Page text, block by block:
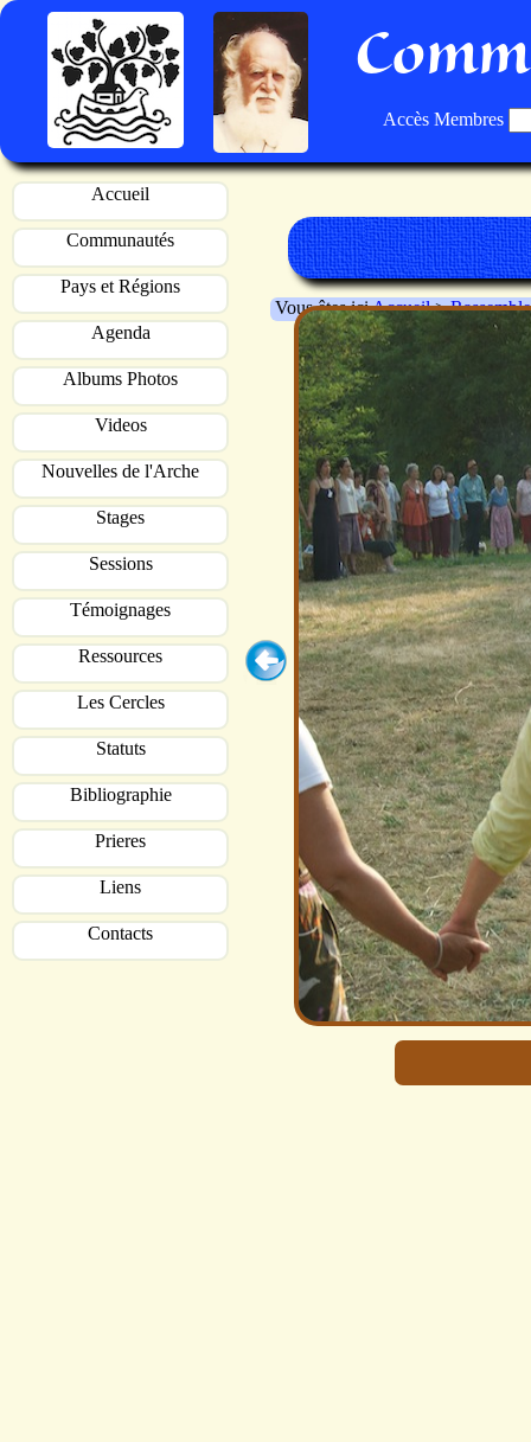
Accès Membres
Accueil
Communautés
Pays et Régions
Agenda
Albums Photos
Videos
Nouvelles de l'Arche
Stages
Sessions
Témoignages
Ressources
Les Cercles
Statuts
Bibliographie
Prieres
Liens
Contacts
Vous êtes iciAccueil>